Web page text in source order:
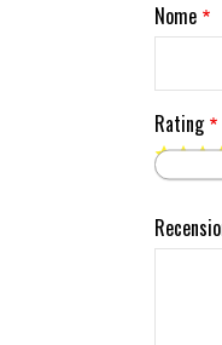
Nome
Rating